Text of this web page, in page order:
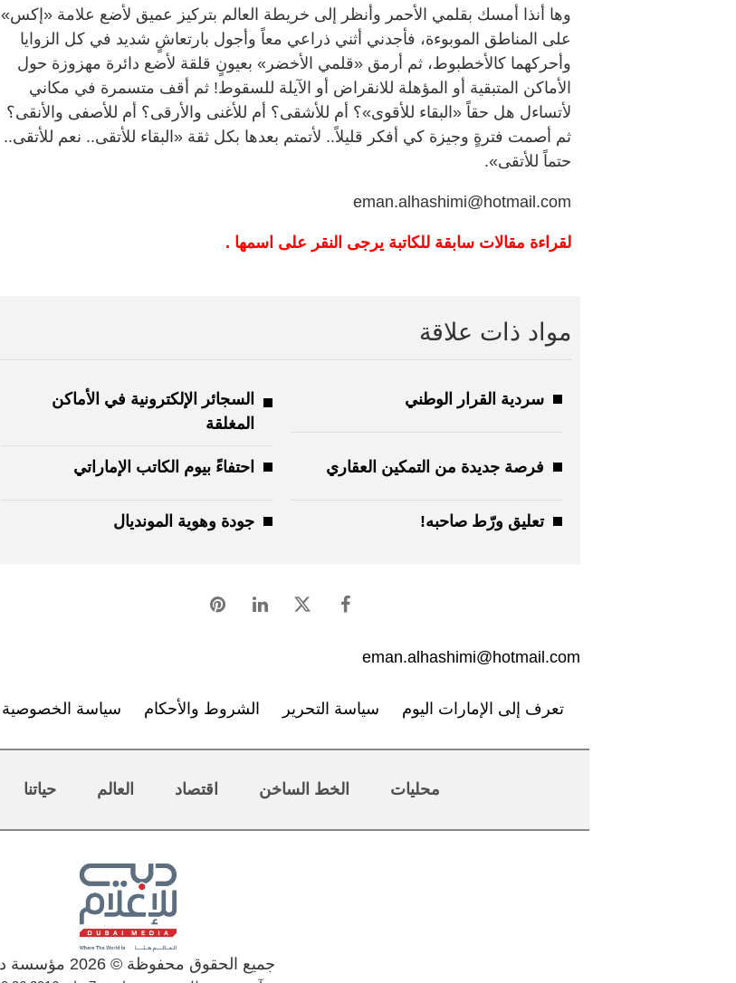
وها أنذا أمسك بقلمي الأحمر وأنظر إلى خريطة العالم بتركيز عميق لأضع علامة «إكس»
على المناطق الموبوءة، فأجدني أثني ذراعي معاً وأجول بارتعاشٍ شديد في كل الزوايا
وأحركهما كالأخطبوط، ثم أرمق «قلمي الأخضر» بعيونٍ قلقة لأضع دائرة مهزوزة حول
الأماكن المتبقية أو المؤهلة للانقراض أو الآيلة للسقوط! ثم أقف متسمرة في مكاني
لأتساءل هل حقاً «البقاء للأقوى»؟ أم للأشقى؟ أم للأغنى والأرقى؟ أم للأصفى والأنقى؟
ثم أصمت فترةٍ وجيزة كي أفكر قليلاً.. لأتمتم بعدها بكل ثقة «البقاء للأتقى.. نعم للأتقى..
حتماً للأتقى».
eman.alhashimi@hotmail.com
لقراءة مقالات سابقة للكاتبة يرجى النقر على اسمها .
مواد ذات علاقة
سردية القرار الوطني
السجائر الإلكترونية في الأماكن
المغلقة
فرصة جديدة من التمكين العقاري احتفاءً بيوم الكاتب الإماراتي
تعليق ورّط صاحبه! جودة وهوية المونديال
eman.alhashimi@hotmail.com
تعرف إلى الإمارات اليوم سياسة التحرير الشروط والأحكام سياسة الخصوصية
محليات الخط الساخن اقتصاد العالم حياتنا
جميع الحقوق محفوظة © 2026 مؤسسة دبي